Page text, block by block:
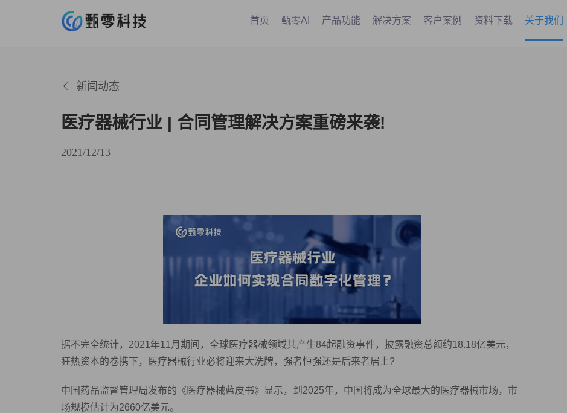
首页 甄零AI 产品功能 解决方案 客户案例 资料下载 关于我们
新闻动态
医疗器械行业 | 合同管理解决方案重磅来袭!
2021/12/13
据不完全统计，2021年11月期间，全球医疗器械领域共产生84起融资事件，披露融资总额约18.18亿美元，
狂热资本的卷携下，医疗器械行业必将迎来大洗牌，强者恒强还是后来者居上?
中国药品监督管理局发布的《医疗器械蓝皮书》显示，到2025年，中国将成为全球最大的医疗器械市场，市
场规模估计为2660亿美元。